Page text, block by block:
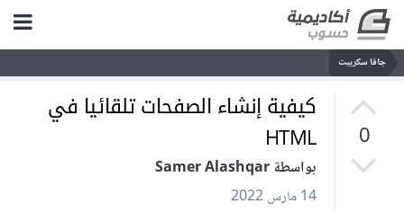
جافا سكريبت
0
كيفية إنشاء الصفحات تلقائيا في
HTML
بواسطة Samer Alashqar
14 مارس 2022